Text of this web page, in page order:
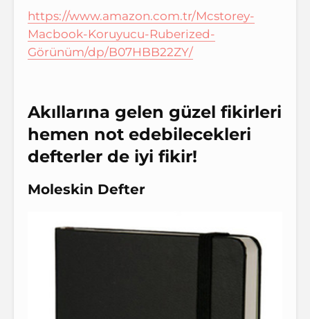
https://www.amazon.com.tr/Mcstorey-
Macbook-Koruyucu-Ruberized-
Görünüm/dp/B07HBB22ZY/
Akıllarına gelen güzel fikirleri
hemen not edebilecekleri
defterler de iyi fikir!
Moleskin Defter